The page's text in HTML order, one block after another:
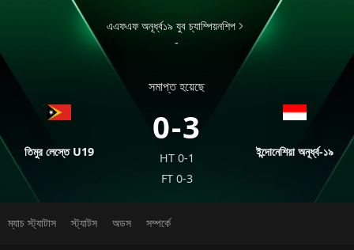
তিমুর লেস্তে U19
এএফএফ অনূর্ধ্ব১৯ যুব চ্যাম্পিয়নশিপ
-
সমাপ্ত হয়েছে
0-3
HT 0-1
FT 0-3
ইন্দোনেশিয়া অনূর্ধ্ব-১৯
ম্যাচ স্ট্যাটাস স্ট্যাটস অডস সম্পর্কে